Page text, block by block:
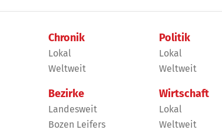
Chronik
Lokal
Weltweit
Bezirke
Landesweit
Bozen Leifers
Politik
Lokal
Weltweit
Wirtschaft
Lokal
Weltweit